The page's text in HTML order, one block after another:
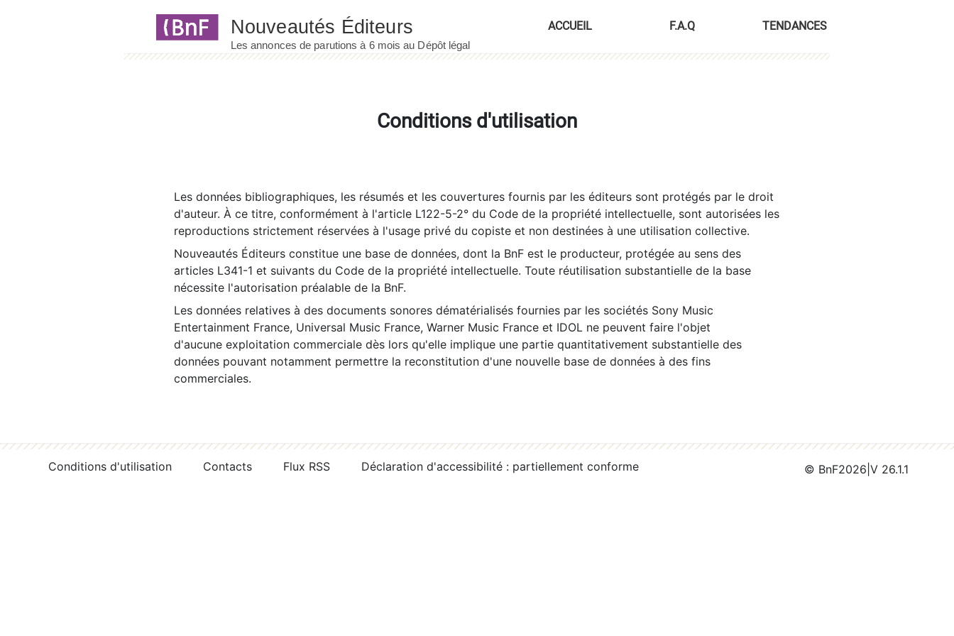
ACCUEIL F.A.Q TENDANCES
Conditions d'utilisation
Les données bibliographiques, les résumés et les couvertures fournis par les éditeurs sont protégés par le droit
d'auteur. À ce titre, conformément à l'article L122-5-2° du Code de la propriété intellectuelle, sont autorisées les
reproductions strictement réservées à l'usage privé du copiste et non destinées à une utilisation collective.
Nouveautés Éditeurs constitue une base de données, dont la BnF est le producteur, protégée au sens des
articles L341-1 et suivants du Code de la propriété intellectuelle. Toute réutilisation substantielle de la base
nécessite l'autorisation préalable de la BnF.
Les données relatives à des documents sonores dématérialisés fournies par les sociétés Sony Music
Entertainment France, Universal Music France, Warner Music France et IDOL ne peuvent faire l'objet
d'aucune exploitation commerciale dès lors qu'elle implique une partie quantitativement substantielle des
données pouvant notamment permettre la reconstitution d'une nouvelle base de données à des fins
commerciales.
Conditions d'utilisation Contacts Flux RSS Déclaration d'accessibilité : partiellement conforme © BnF2026 V 26.1.1